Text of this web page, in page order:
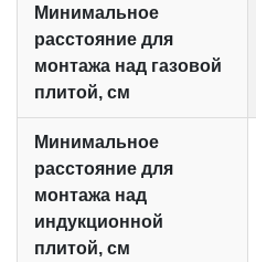
Минимальное
расстояние для
монтажа над газовой
плитой, см
Минимальное
расстояние для
монтажа над
индукционной
плитой, см